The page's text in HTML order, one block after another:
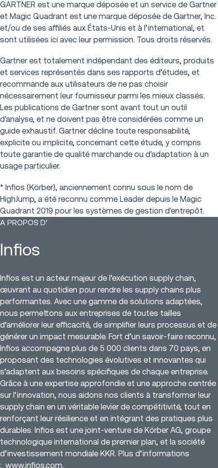
GARTNER est une marque déposée et un service de Gartner
et Magic Quadrant est une marque déposée de Gartner, Inc.
et/ou de ses affiliés aux États-Unis et à l’international, et
sont utilisées ici avec leur permission. Tous droits réservés.
Gartner est totalement indépendant des éditeurs, produits
et services représentés dans ses rapports d’études, et
recommande aux utilisateurs de ne pas choisir
nécessairement leur fournisseur parmi les mieux classés.
Les publications de Gartner sont avant tout un outil
d'analyse, et ne doivent pas être considérées comme un
guide exhaustif. Gartner décline toute responsabilité,
explicite ou implicite, concernant cette étude, y compris
toute garantie de qualité marchande ou d'adaptation à un
usage particulier.
* Infios (Körber), anciennement connu sous le nom de
HighJump, a été reconnu comme Leader depuis le Magic
Quadrant 2019 pour les systèmes de gestion d'entrepôt.
A PROPOS D'
Infios
Infios est un acteur majeur de l’exécution supply chain,
œuvrant au quotidien pour rendre les supply chains plus
performantes. Avec une gamme de solutions adaptées,
nous permettons aux entreprises de toutes tailles
d’améliorer leur efficacité, de simplifier leurs processus et de
générer un impact mesurable. Fort d’un savoir-faire reconnu,
Infios accompagne plus de 5 000 clients dans 70 pays, en
proposant des technologies évolutives et innovantes qui
s’adaptent aux besoins spécifiques de chaque entreprise.
Grâce à une expertise approfondie et une approche centrée
sur l’innovation, nous aidons nos clients à transformer leur
supply chain en un véritable levier de compétitivité, tout en
renforçant leur résilience et en intégrant des pratiques plus
durables. Infios est une joint-venture de Körber AG, groupe
technologique international de premier plan, et la société
d’investissement mondiale KKR. Plus d’informations
: www.infios.com.